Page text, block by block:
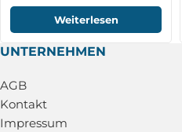
Weiterlesen
UNTERNEHMEN
AGB
Kontakt
Impressum